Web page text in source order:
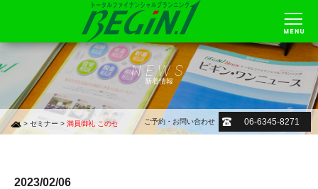
NEWS
新着情報
> セミナー > 満員御礼 このセミナーは終了しました：【3月13日開催セミナー 受講料無料
ご予約・お問い合わせ 06-6345-8271
2023/02/06